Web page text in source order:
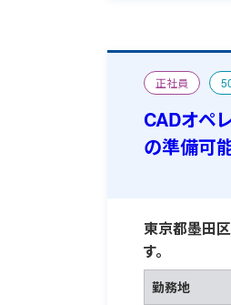
正社員
CAD求人特集
CADオペ
の準備可
東京都墨田
す。
勤務地